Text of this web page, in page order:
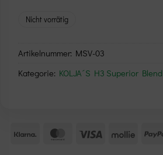
Nicht vorrätig
Artikelnummer: MSV-03
Kategorie: KOLJA´S H3 Superior Blend
Klarna MasterCard
Visa Mollie